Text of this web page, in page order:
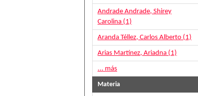
Andrade Andrade, Shirey
Carolina (1)
Aranda Téllez, Carlos Alberto (1)
Arias Martínez, Ariadna (1)
... más
Materia